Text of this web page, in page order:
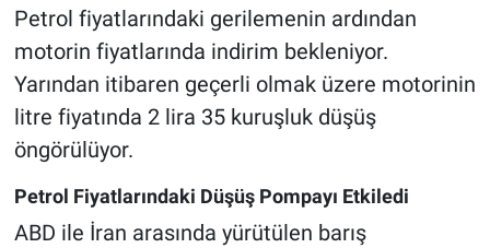
Petrol fiyatlarındaki gerilemenin ardından
motorin fiyatlarında indirim bekleniyor.
Yarından itibaren geçerli olmak üzere motorinin
litre fiyatında 2 lira 35 kuruşluk düşüş
öngörülüyor.
Petrol Fiyatlarındaki Düşüş Pompayı Etkiledi
ABD ile İran arasında yürütülen barış